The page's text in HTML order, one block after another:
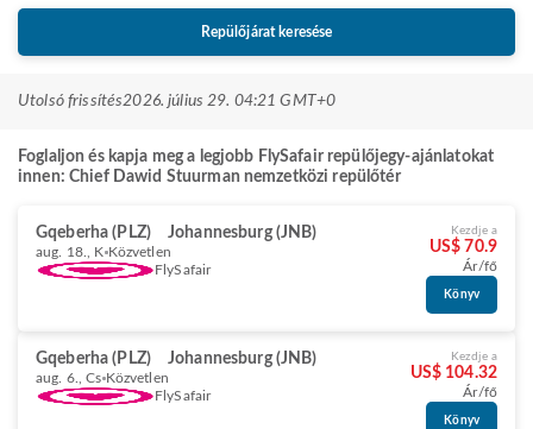
Repülőjárat keresése
Utolsó frissítés2026. július 29. 04:21 GMT+0
Foglaljon és kapja meg a legjobb FlySafair repülőjegy-ajánlatokat
innen: Chief Dawid Stuurman nemzetközi repülőtér
Gqeberha (PLZ) Johannesburg (JNB)
aug. 18., K Közvetlen
FlySafair
Kezdje a
US$ 70.9
Ár/fő
Könyv
Gqeberha (PLZ) Johannesburg (JNB)
aug. 6., Cs Közvetlen
FlySafair
Kezdje a
US$ 104.32
Ár/fő
Könyv